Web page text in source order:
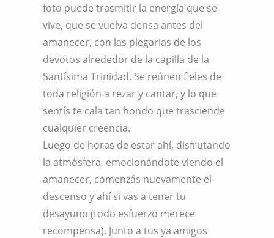
foto puede trasmitir la energía que se
vive, que se vuelva densa antes del
amanecer, con las plegarias de los
devotos alrededor de la capilla de la
Santísima Trinidad. Se reúnen fieles de
toda religión a rezar y cantar, y lo que
sentís te cala tan hondo que trasciende
cualquier creencia.
Luego de horas de estar ahí, disfrutando
la atmósfera, emocionándote viendo el
amanecer, comenzás nuevamente el
descenso y ahí si vas a tener tu
desayuno (todo esfuerzo merece
recompensa). Junto a tus ya amigos